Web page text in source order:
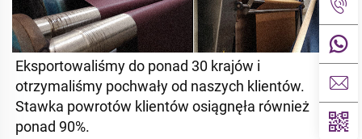
Eksportowaliśmy do ponad 30 krajów i
otrzymaliśmy pochwały od naszych klientów.
Stawka powrotów klientów osiągnęła również
ponad 90%.